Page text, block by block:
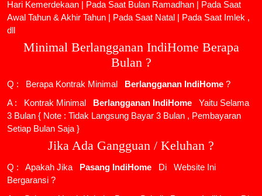
Hari Kemerdekaan | Pada Saat Bulan Ramadhan | Pada Saat
Awal Tahun & Akhir Tahun | Pada Saat Natal | Pada Saat Imlek ,
dll
Minimal Berlangganan IndiHome Berapa
Bulan ?
Q : Berapa Kontrak Minimal Berlangganan IndiHome ?
A : Kontrak Minimal
Berlangganan IndiHome
Yaitu Selama
3 Bulan { Note : Tidak Langsung Bayar 3 Bulan , Pembayaran
Setiap Bulan Saja }
Jika Ada Gangguan / Keluhan ?
Q : Apakah Jika Pasang IndiHome Di
Website Ini
Bergaransi ?